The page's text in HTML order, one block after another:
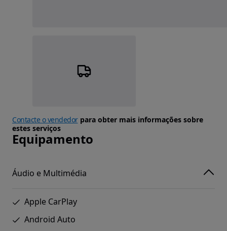
Contacte o vendedorpara obter mais informações sobre
estes serviços
Equipamento
Áudio e Multimédia
Apple CarPlay
Android Auto